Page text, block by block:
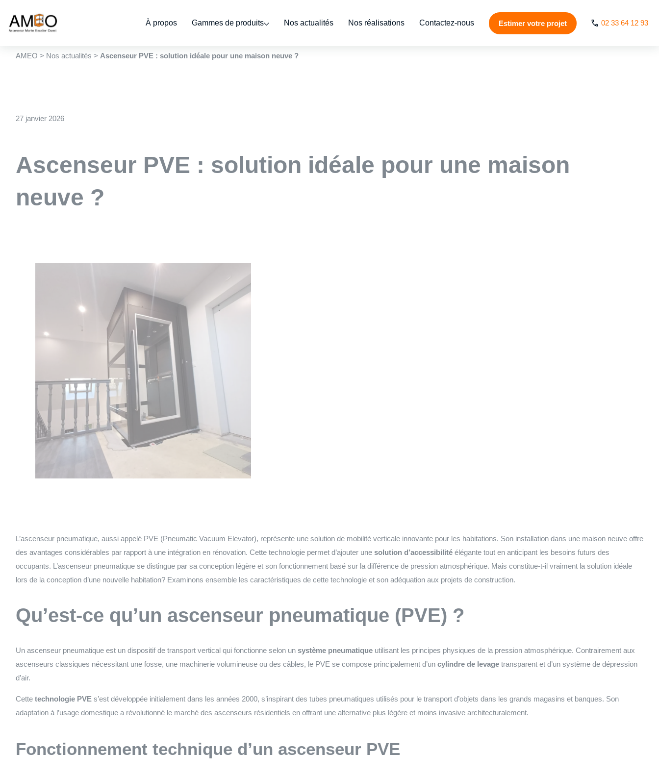
À propos Gammes de produits Nos actualités Nos réalisations Contactez-nous Estimer votre projet 02 33 64 12 93
AMEO > Nos actualités > Ascenseur PVE : solution idéale pour une maison neuve ?
27 janvier 2026
Ascenseur PVE : solution idéale pour une maison
neuve ?
L’ascenseur pneumatique, aussi appelé PVE (Pneumatic Vacuum Elevator), représente une solution de mobilité verticale innovante pour les habitations. Son installation dans une maison neuve offre
des avantages considérables par rapport à une intégration en rénovation. Cette technologie permet d’ajouter une solution d’accessibilité élégante tout en anticipant les besoins futurs des
occupants. L’ascenseur pneumatique se distingue par sa conception légère et son fonctionnement basé sur la différence de pression atmosphérique. Mais constitue-t-il vraiment la solution idéale
lors de la conception d’une nouvelle habitation? Examinons ensemble les caractéristiques de cette technologie et son adéquation aux projets de construction.
Qu’est-ce qu’un ascenseur pneumatique (PVE) ?
Un ascenseur pneumatique est un dispositif de transport vertical qui fonctionne selon un système pneumatique utilisant les principes physiques de la pression atmosphérique. Contrairement aux
ascenseurs classiques nécessitant une fosse, une machinerie volumineuse ou des câbles, le PVE se compose principalement d’un cylindre de levage transparent et d’un système de dépression
d’air.
Cette technologie PVE s’est développée initialement dans les années 2000, s’inspirant des tubes pneumatiques utilisés pour le transport d’objets dans les grands magasins et banques. Son
adaptation à l’usage domestique a révolutionné le marché des ascenseurs résidentiels en offrant une alternative plus légère et moins invasive architecturalement.
Fonctionnement technique d’un ascenseur PVE